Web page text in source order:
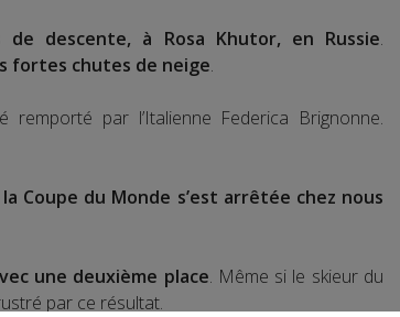
de descente, à Rosa Khutor, en Russie.
fortes chutes de neige.
remporté par l’Italienne Federica Brignonne.
la Coupe du Monde s’est arrêtée chez nous
une deuxième place. Même si le skieur du
par ce résultat.